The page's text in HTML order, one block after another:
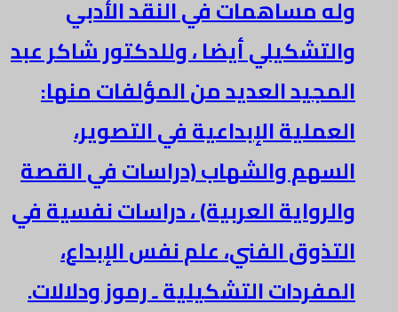
وله مساهمات في النقد الأدبي
والتشكيلي أيضا ، وللدكتور شاكر عبد
المجيد العديد من المؤلفات منها:
العملية الإبداعية في التصوير،
السهم والشهاب (دراسات في القصة
والرواية العربية) ، دراسات نفسية في
التذوق الفني، علم نفس الإبداع،
المفردات التشكيلية ـ رموز ودلالات.